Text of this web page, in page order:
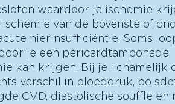
waardoor je ischemie
van de bovenste of
nierinsufficiëntie. Soms
je een pericardtamponade,
kan krijgen. Bij je lichamelijk
verschil in bloeddruk,
CVD, diastolische souffle